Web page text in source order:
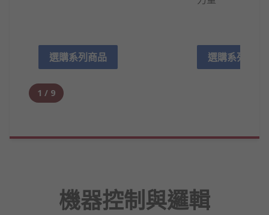
選購系列商品 選購系列商品
1 / 9
機器控制與邏輯